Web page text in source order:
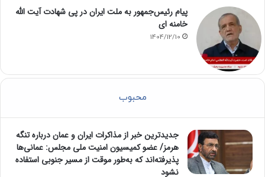
پیام رئیس‌جمهور به ملت ایران در پی شهادت آیت الله
خامنه ای
1404/12/10
محبوب
جدیدترین خبر از مذاکرات ایران و عمان درباره تنگه
هرمز/ عضو کمیسیون امنیت ملی مجلس: عمانی‌ها
پذیرفته‌اند که به‌طور موقت از مسیر جنوبی استفاده
نشود